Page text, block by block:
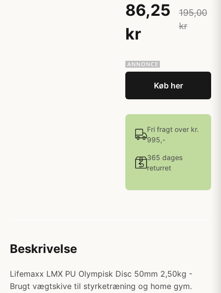
86,25
kr
195,00
kr
Køb her
Fri fragt over kr.
995,-
365 dages
returret
Beskrivelse
Lifemaxx LMX PU Olympisk Disc 50mm 2,50kg -
Brugt vægtskive til styrketræning og home gym.